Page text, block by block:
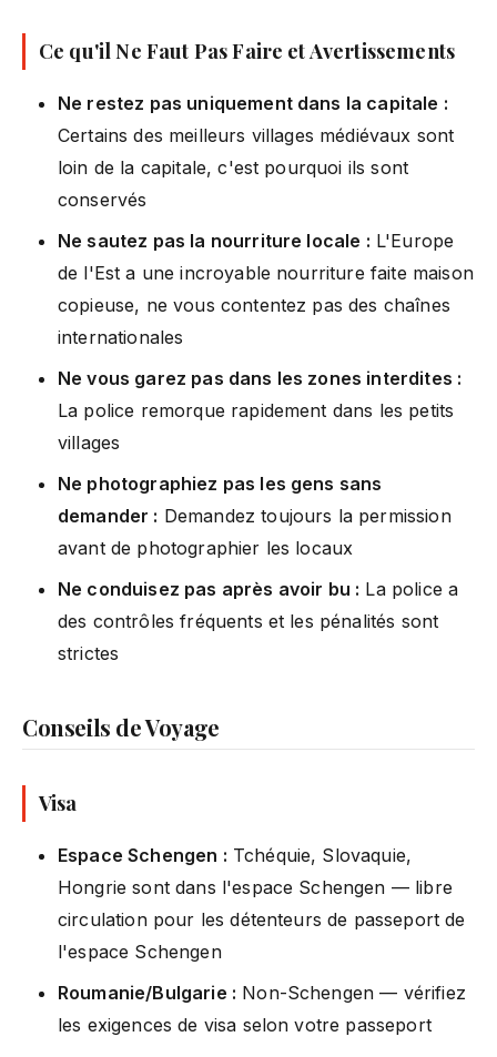
Ce qu'il Ne Faut Pas Faire et Avertissements
Ne restez pas uniquement dans la capitale :
Certains des meilleurs villages médiévaux sont
loin de la capitale, c'est pourquoi ils sont
conservés
Ne sautez pas la nourriture locale : L'Europe
de l'Est a une incroyable nourriture faite maison
copieuse, ne vous contentez pas des chaînes
internationales
Ne vous garez pas dans les zones interdites :
La police remorque rapidement dans les petits
villages
Ne photographiez pas les gens sans
demander : Demandez toujours la permission
avant de photographier les locaux
Ne conduisez pas après avoir bu : La police a
des contrôles fréquents et les pénalités sont
strictes
Conseils de Voyage
Visa
Espace Schengen : Tchéquie, Slovaquie,
Hongrie sont dans l'espace Schengen — libre
circulation pour les détenteurs de passeport de
l'espace Schengen
Roumanie/Bulgarie : Non-Schengen — vérifiez
les exigences de visa selon votre passeport